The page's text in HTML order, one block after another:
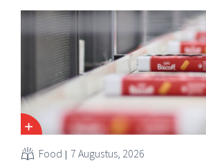
andere Guiness en voorgemixte
Food 7 Augustus, 2026